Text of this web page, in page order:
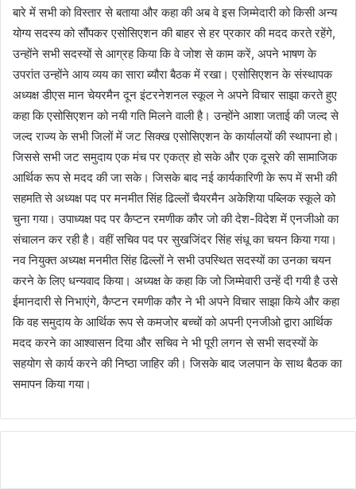
बारे में सभी को विस्तार से बताया और कहा की अब वे इस जिम्मेदारी को किसी अन्य
योग्य सदस्य को सौंपकर एसोसिएशन की बाहर से हर प्रकार की मदद करते रहेंगे,
उन्होंने सभी सदस्यों से आग्रह किया कि वे जोश से काम करें, अपने भाषण के
उपरांत उन्होंने आय व्यय का सारा ब्यौरा बैठक में रखा। एसोसिएशन के संस्थापक
अध्यक्ष डीएस मान चेयरमैन दून इंटरनेशनल स्कूल ने अपने विचार साझा करते हुए
कहा कि एसोसिएशन को नयी गति मिलने वाली है। उन्होंने आशा जताई की जल्द से
जल्द राज्य के सभी जिलों में जट सिक्ख एसोसिएशन के कार्यालयों की स्थापना हो।
जिससे सभी जट समुदाय एक मंच पर एकत्र हो सके और एक दूसरे की सामाजिक
आर्थिक रूप से मदद की जा सके। जिसके बाद नई कार्यकारिणी के रूप में सभी की
सहमति से अध्यक्ष पद पर मनमीत सिंह ढिल्लों चैयरमैन अकेशिया पब्लिक स्कूले को
चुना गया। उपाध्यक्ष पद पर कैप्टन रमणीक कौर जो की देश-विदेश में एनजीओ का
संचालन कर रही है। वहीं सचिव पद पर सुखजिंदर सिंह संधू का चयन किया गया।
नव नियुक्त अध्यक्ष मनमीत सिंह ढिल्लों ने सभी उपस्थित सदस्यों का उनका चयन
करने के लिए धन्यवाद किया। अध्यक्ष के कहा कि जो जिम्मेवारी उन्हें दी गयी है उसे
ईमानदारी से निभाएंगे, कैप्टन रमणीक कौर ने भी अपने विचार साझा किये और कहा
कि वह समुदाय के आर्थिक रूप से कमजोर बच्चों को अपनी एनजीओ द्वारा आर्थिक
मदद करने का आश्वासन दिया और सचिव ने भी पूरी लगन से सभी सदस्यों के
सहयोग से कार्य करने की निष्ठा जाहिर की। जिसके बाद जलपान के साथ बैठक का
समापन किया गया।